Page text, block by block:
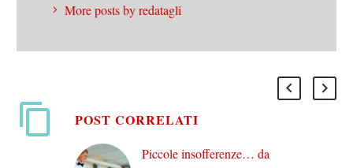
More posts by redatagli
POST CORRELATI
Piccole insofferenze… da